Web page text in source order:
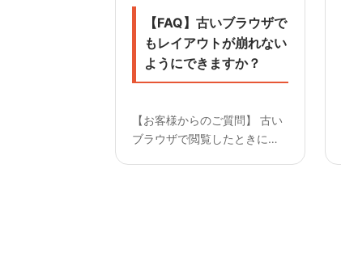
【FAQ】古いブラウザで
もレイアウトが崩れない
ようにできますか？
【お客様からのご質問】 古い
ブラウザで閲覧したときにレ